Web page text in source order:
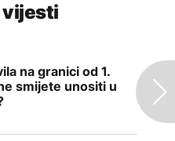
vijesti
na granici od 1.
smijete unositi u